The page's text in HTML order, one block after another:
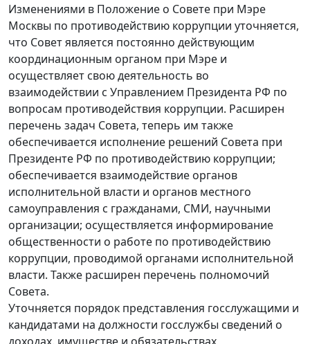
Изменениями в Положение о Совете при Мэре
Москвы по противодействию коррупции уточняется,
что Совет является постоянно действующим
координационным органом при Мэре и
осуществляет свою деятельность во
взаимодействии с Управлением Президента РФ по
вопросам противодействия коррупции. Расширен
перечень задач Совета, теперь им также
обеспечивается исполнение решений Совета при
Президенте РФ по противодействию коррупции;
обеспечивается взаимодействие органов
исполнительной власти и органов местного
самоуправления с гражданами, СМИ, научными
организации; осуществляется информирование
общественности о работе по противодействию
коррупции, проводимой органами исполнительной
власти. Также расширен перечень полномочий
Совета.
Уточняется порядок представления госслужащими и
кандидатами на должности госслужбы сведений о